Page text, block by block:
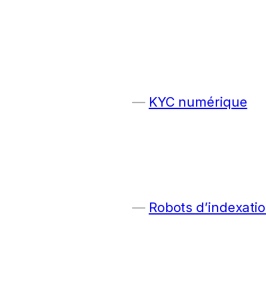
KYC numérique
Robots